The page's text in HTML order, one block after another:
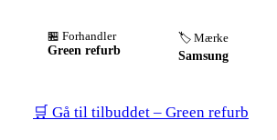
🏪 Forhandler
Green refurb
🏷️ Mærke
Samsung
🛒 Gå til tilbuddet – Green refurb